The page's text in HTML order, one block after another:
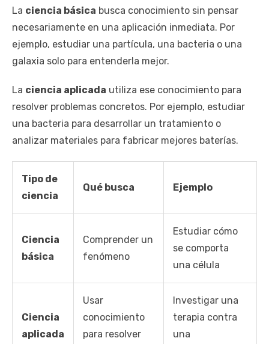
La ciencia básica busca conocimiento sin pensar
necesariamente en una aplicación inmediata. Por
ejemplo, estudiar una partícula, una bacteria o una
galaxia solo para entenderla mejor.
La ciencia aplicada utiliza ese conocimiento para
resolver problemas concretos. Por ejemplo, estudiar
una bacteria para desarrollar un tratamiento o
analizar materiales para fabricar mejores baterías.
Tipo de
ciencia
Qué busca Ejemplo
Ciencia
básica
Comprender un
fenómeno
Estudiar cómo
se comporta
una célula
Ciencia
aplicada
Usar
conocimiento
para resolver
Investigar una
terapia contra
una